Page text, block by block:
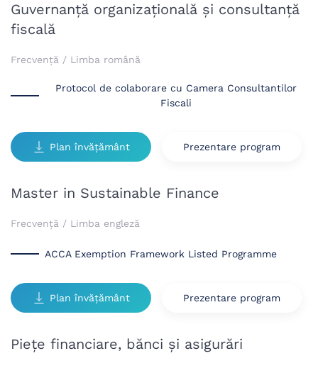
Guvernanță organizațională și consultanță
fiscală
Frecvență / Limba română
Protocol de colaborare cu Camera Consultantilor
Fiscali
Plan învățământ Prezentare program
Master in Sustainable Finance
Frecvență / Limba engleză
ACCA Exemption Framework Listed Programme
Plan învățământ Prezentare program
Pieţe financiare, bănci şi asigurări